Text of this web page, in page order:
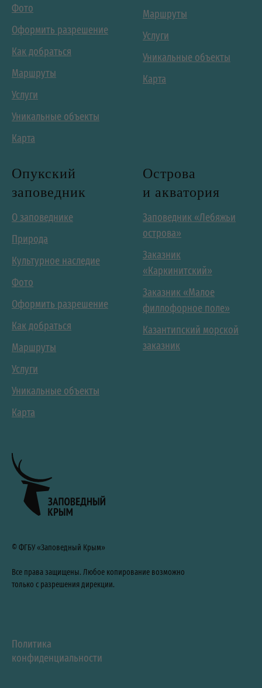
Фото
Оформить разрешение
Как добраться
Маршруты
Услуги
Уникальные объекты
Карта
Маршруты
Услуги
Уникальные объекты
Карта
Опукский
заповедник
О заповеднике
Природа
Культурное наследие
Фото
Оформить разрешение
Как добраться
Маршруты
Услуги
Уникальные объекты
Карта
Острова
и акватория
Заповедник «Лебяжьи
острова»
Заказник
«Каркинитский»
Заказник «Малое
филлофорное поле»
Казантипский морской
заказник
Политика
конфиденциальности
© ФГБУ «Заповедный Крым»
Все права защищены. Любое копирование возможно
только с разрешения дирекции.